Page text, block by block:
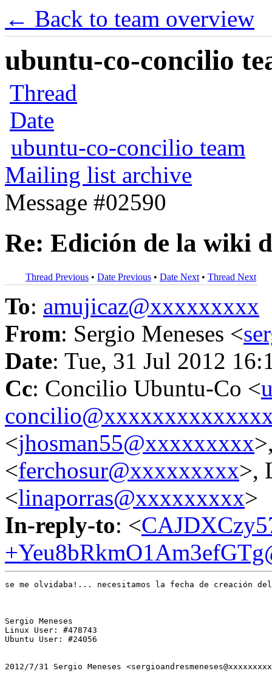
← Back to team overview
ubuntu-co-concilio
Thread
Date
ubuntu-co-concilio team
Mailing list archive
Message #02590
Re: Edición de la wiki
Thread Previous • Date Previous • Date Next • Thread Next
To: amujicaz@xxxxxxxxx
From: Sergio Meneses <
Date: Tue, 31 Jul 2012
Cc: Concilio Ubuntu-Co <
<jhosman55@xxxxxxxxx
<ferchosur@xxxxxxxxx>,
<linaporras@xxxxxxxxx>
In-reply-to: <
se me olvidaba!... necesitamos la fecha de creación
Sergio Meneses
Linux User: #478743
Ubuntu User: #24056
2012/7/31 Sergio Meneses